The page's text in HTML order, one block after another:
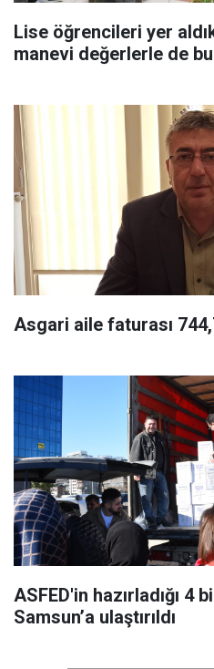
Lise öğrencileri yer
manevi değerlerle de
Asgari aile faturası
ASFED'in hazırladığı 4
Samsun’a ulaştırıldı